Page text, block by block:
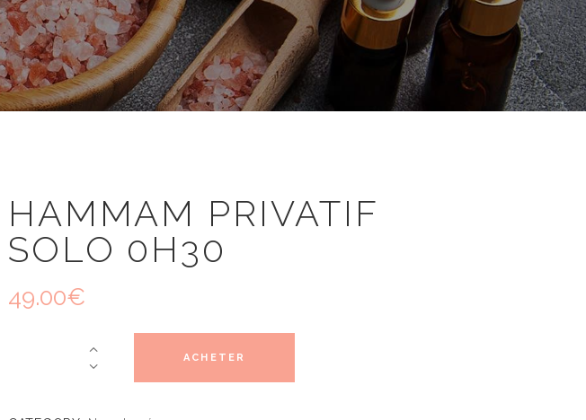
HAMMAM PRIVATIF
SOLO 0H30
49.00€
ACHETER